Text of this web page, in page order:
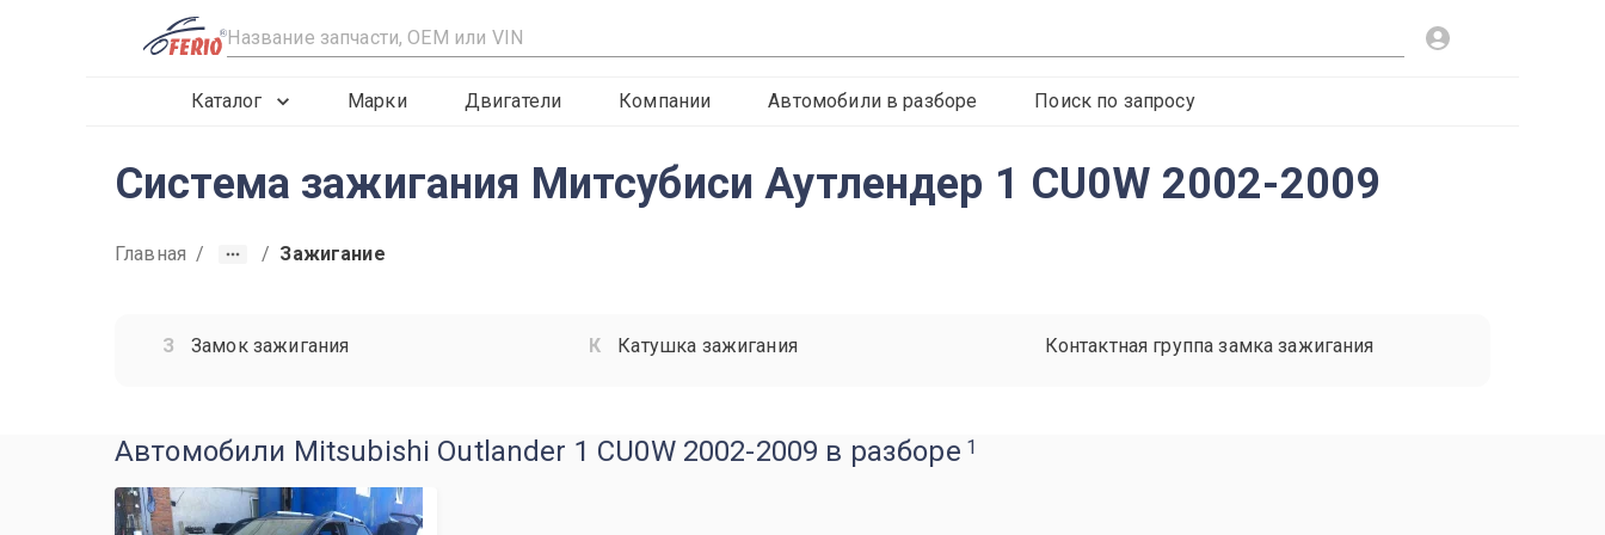
R
Каталог Марки Двигатели Компании Автомобили в разборе Поиск по запросу
Система зажигания Митсубиси Аутлендер 1 CU0W 2002-2009
Главная / / Зажигание
Замок зажигания Катушка зажигания Контактная группа замка зажигания
Автомобили Mitsubishi Outlander 1 CU0W 2002-2009 в разборе 1